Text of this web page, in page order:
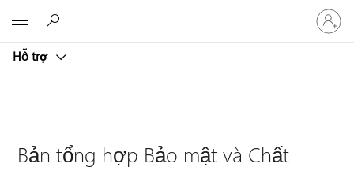
Hỗ trợ
Đăng
nhập
tài
Bản tổng hợp Bảo mật và Chất